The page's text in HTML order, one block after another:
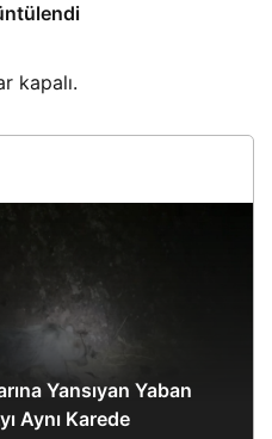
kapalı.
Yansıyan Yaban
Aynı Karede